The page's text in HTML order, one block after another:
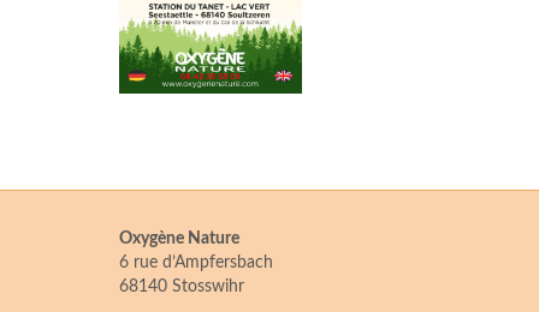
Oxygène Nature
6 rue d’Ampfersbach
68140 Stosswihr